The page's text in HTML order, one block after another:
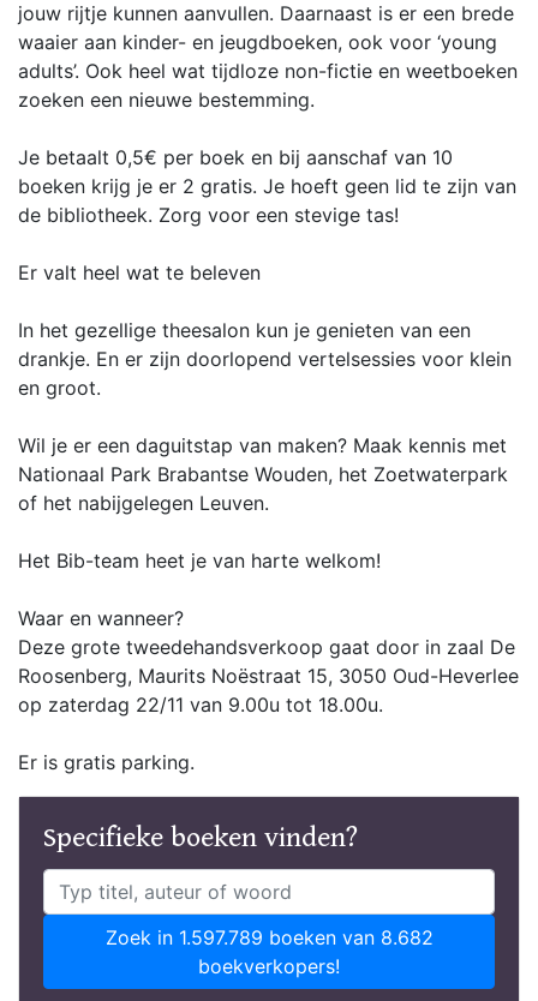
jouw rijtje kunnen aanvullen. Daarnaast is er een brede
waaier aan kinder- en jeugdboeken, ook voor ‘young
adults’. Ook heel wat tijdloze non-fictie en weetboeken
zoeken een nieuwe bestemming.
Je betaalt 0,5€ per boek en bij aanschaf van 10
boeken krijg je er 2 gratis. Je hoeft geen lid te zijn van
de bibliotheek. Zorg voor een stevige tas!
Er valt heel wat te beleven
In het gezellige theesalon kun je genieten van een
drankje. En er zijn doorlopend vertelsessies voor klein
en groot.
Wil je er een daguitstap van maken? Maak kennis met
Nationaal Park Brabantse Wouden, het Zoetwaterpark
of het nabijgelegen Leuven.
Het Bib-team heet je van harte welkom!
Waar en wanneer?
Deze grote tweedehandsverkoop gaat door in zaal De
Roosenberg, Maurits Noëstraat 15, 3050 Oud-Heverlee
op zaterdag 22/11 van 9.00u tot 18.00u.
Er is gratis parking.
Specifieke boeken vinden?
Zoek in 1.597.789 boeken van 8.682
boekverkopers!